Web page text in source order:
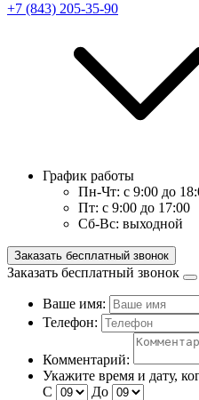
+7 (843) 205-35-90
График работы
Пн-Чт: с 9:00 до
Пт: с 9:00 до 17:00
Сб-Вс: выходной
Заказать бесплатный звонок
Заказать бесплатный звонок
Ваше имя:
Телефон:
Комментарий:
Укажите время и дату,
С
До